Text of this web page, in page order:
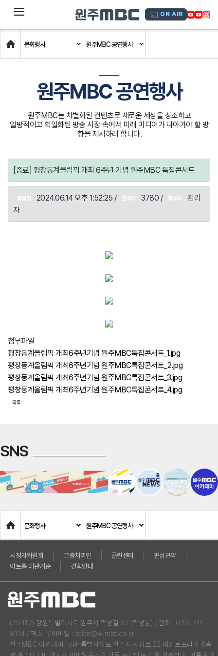
dehaze ON AIR
Home
문화행사 원주MBC 공연행사
원주MBC 공연행사
원주MBC는 차별화된 컨텐츠로 새로운 세상을 창조하고
일방적이고 획일화된 방송 시장 속에서 미래 미디어가 나아가야 할 방
향을 제시하려 합니다.
[종료] 평창동계올림픽 개최 6주년 기념 원주MBC 특집콘서트
작성일 2024.06.14 오후 1:52:25 / 조회수 3780 / 작성자
관리
자
첨부파일
평창동계올림픽 개최6주년기념 원주MBC특집콘서트_1.jpg
평창동계올림픽 개최6주년기념 원주MBC특집콘서트_2.jpg
평창동계올림픽 개최6주년기념 원주MBC특집콘서트_3.jpg
평창동계올림픽 개최6주년기념 원주MBC특집콘서트_4.jpg
목록
SNS
Home
문화행사 원주MBC 공연행사
시청자위원회 고충처리인 클린센터
편성규약
아트홀 대관기준
견학안내
(26412) 강원특별자치도 원주시 학성길 67 (학성동) / 전화 : 033-741-
8114 / 팩스 : / 이메일 : sglee@wjmbc.co.kr
원주MBC 아카데미 : 강원특별자치도 원주시 시청로 22 리젠트프라자 6층